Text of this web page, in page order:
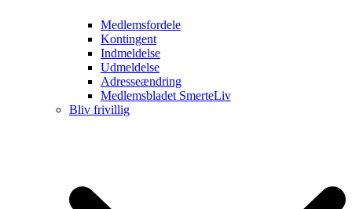
Medlemsfordele
Kontingent
Indmeldelse
Udmeldelse
Adresseændring
Medlemsbladet SmerteLiv
Bliv frivillig